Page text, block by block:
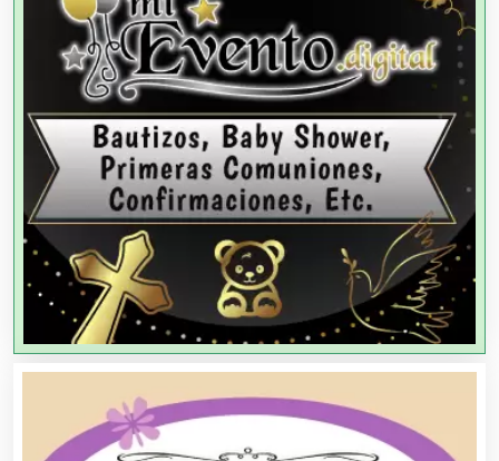
Agencias de Modelos
Agencias de Publicidad
Agencias de Viajes
Agricultores
Agricultura y Ganadería